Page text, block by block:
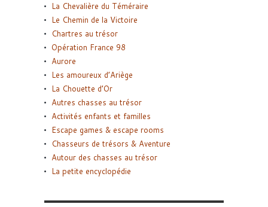
La Chevalière du Téméraire
Le Chemin de la Victoire
Chartres au trésor
Opération France 98
Aurore
Les amoureux d’Ariège
La Chouette d’Or
Autres chasses au trésor
Activités enfants et familles
Escape games & escape rooms
Chasseurs de trésors & Aventure
Autour des chasses au trésor
La petite encyclopédie